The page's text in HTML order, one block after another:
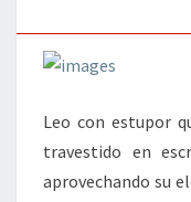
Leo con estupor
travestido en
aprovechando su